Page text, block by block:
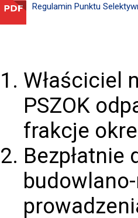
Regulamin Punktu
Właściciel
PSZOK
frakcje
Bezpłatnie